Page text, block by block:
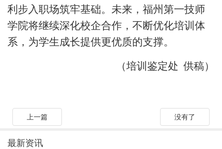
利步入职场筑牢基础。未来，福州第一技师
学院将继续深化校企合作，不断优化培训体
系，为学生成长提供更优质的支撑。
（培训鉴定处 供稿）
上一篇 没有了
最新资讯